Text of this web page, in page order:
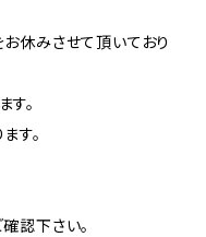
休みさせて頂いており
。
す。
認下さい。